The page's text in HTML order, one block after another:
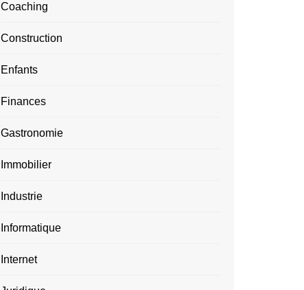
Coaching
Construction
Enfants
Finances
Gastronomie
Immobilier
Industrie
Informatique
Internet